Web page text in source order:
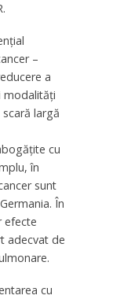
–
a
modalități
largă
cu
în
sunt
În
efecte
adecvat de
cu